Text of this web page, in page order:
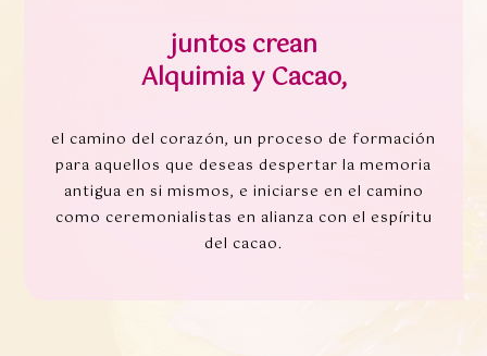
juntos crean
Alquimia y Cacao,
el camino del corazón, un proceso de formación
para aquellos que deseas despertar la memoria
antigua en si mismos, e iniciarse en el camino
como ceremonialistas en alianza con el espíritu
del cacao.